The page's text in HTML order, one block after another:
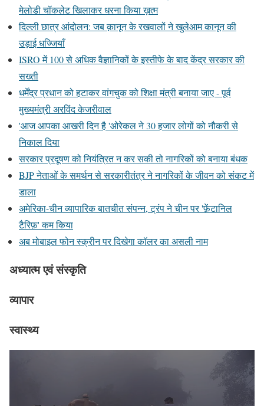
मेलोडी चॉकलेट खिलाकर धरना किया ख़त्म
दिल्ली छात्र आंदोलन: जब क़ानून के रखवालों ने खुलेआम कानून की
उड़ाई धज्जियाँ
ISRO में 100 से अधिक वैज्ञानिकों के इस्तीफे के बाद केंद्र सरकार की
सख्ती
धर्मेंद्र प्रधान को हटाकर वांगचुक को शिक्षा मंत्री बनाया जाए - पूर्व
मुख्यमंत्री अरविंद केजरीवाल
'आज आपका आखरी दिन है 'ओरेकल ने 30 हजार लोगों को नौकरी से
निकाल दिया
सरकार प्रदूषण को नियंत्रित न कर सकी तो नागरिकों को बनाया बंधक
BJP नेताओं के समर्थन से सरकारीतंत्र ने नागरिकों के जीवन को संकट में
डाला
अमेरिका-चीन व्यापारिक बातचीत संपन्न, ट्रंप ने चीन पर 'फ़ेंटानिल
टैरिफ़' कम किया
अब मोबाइल फोन स्क्रीन पर दिखेगा कॉलर का असली नाम
अध्यात्म एवं संस्कृति
व्यापार
स्वास्थ्य